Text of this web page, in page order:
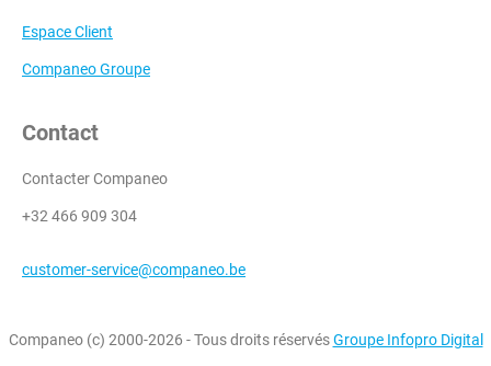
Espace Client
Companeo Groupe
Contact
Contacter Companeo
+32 466 909 304
customer-service@companeo.be
Companeo (c) 2000-2026 - Tous droits réservésGroupe Infopro Digital